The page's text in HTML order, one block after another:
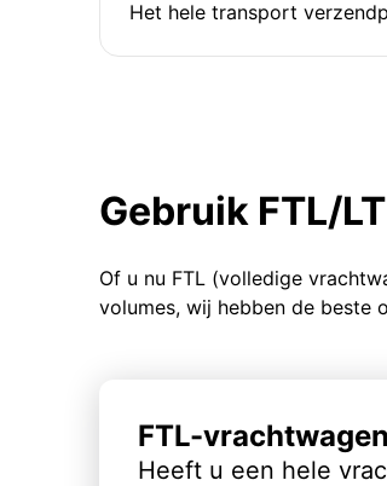
Het hele transport
Gebruik FTL/
Of u nu FTL (volledige
volumes, wij hebben de beste
FTL-
Heeft u een hele